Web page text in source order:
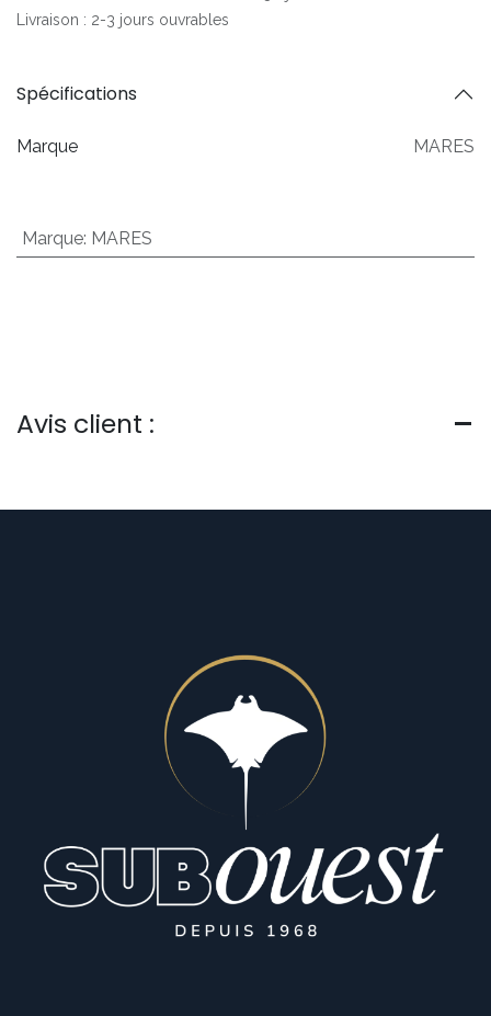
Livraison : 2-3 jours ouvrables
Spécifications
Marque MARES
Marque: MARES
Avis client :